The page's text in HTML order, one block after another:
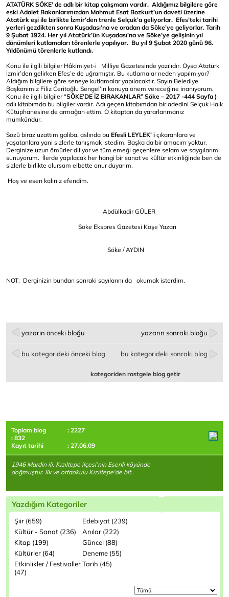
ATATÜRK SÖKE’ de adlı bir kitap çalışmam vardır. Aldığımız bilgilere göre
eski Adalet Bakanlarımızdan Mahmut Esat Bozkurt’un daveti üzerine
Atatürk eşi ile birlikte İzmir’den trenle Selçuk’a geliyorlar. Efes’teki tarihi
yerleri gezdikten sonra Kuşadası’na ve oradan da Söke’ye geliyorlar. Tarih
9 Şubat 1924. Her yıl Atatürk’ün Kuşadası’na ve Söke’ye gelişinin yıl
dönümleri kutlamaları törenlerle yapılıyor. Bu yıl 9 Şubat 2020 günü 96.
Yıldönümü törenlerle kutlandı.
Konu ile ilgili bilgiler Hâkimiyet-i Milliye Gazetesinde yazılıdır. Oysa Atatürk
İzmir’den gelirken Efes’e de uğramıştır. Bu kutlamalar neden yapılmıyor?
Aldığım bilgilere göre seneye kutlamalar yapılacaktır. Sayın Belediye
Başkanımız Filiz Ceritoğlu Sengel’in konuya önem vereceğine inanıyorum.
Konu ile ilgili bilgiler “SÖKE’DE İZ BIRAKANLAR” Söke – 2017 -444 Sayfa )
adlı kitabımda bu bilgiler vardır. Adı geçen kitabımdan bir adedini Selçuk Halk
Kütüphanesine de armağan ettim. O kitaptan da yararlanmanız
mümkündür.
Sözü biraz uzattım galiba, aslında bu Efesli LEYLEK’ i çıkaranlara ve
yaşatanlara yani sizlerle tanışmak istedim. Başka da bir amacım yoktur.
Derginize uzun ömürler diliyor ve tüm emeği geçenlere selam ve saygılarımı
sunuyorum. İlerde yapılacak her hangi bir sanat ve kültür etkinliğinde ben de
sizlerle birlikte olursam elbette onur duyarım.
Hoş ve esen kalınız efendim.
Abdülkadir GÜLER
Söke Ekspres Gazetesi Köşe Yazarı
Söke / AYDIN
NOT: Derginizin bundan sonraki sayılarını da okumak isterdim.
yazarın önceki bloğu yazarın sonraki bloğu
bu kategorideki önceki blog bu kategorideki sonraki blog
kategoriden rastgele blog getir
Toplam blog
: 2227
: 832
Kayıt tarihi
: 27.06.09
1946 Mardin ili, Kızıltepe ilçesi'nin Esenli köyünde
doğmuştur. İlk ve ortaokulu Kızıltepe'de bit..
Yazdığım Kategoriler
Şiir (659)
Edebiyat (239)
Kültür - Sanat (236)
Anılar (222)
Kitap (199)
Güncel (88)
Kültürler (64)
Deneme (55)
Etkinlikler / Festivaller
(47)
Tarih (45)